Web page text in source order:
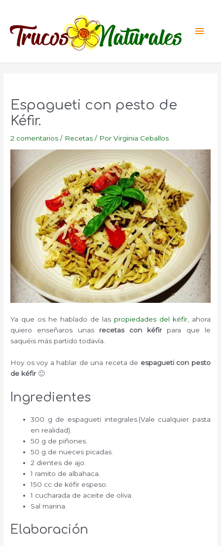
contenido
Espagueti con pesto de
Kéfir.
2 comentarios / Recetas / PorVirginia Ceballos
Ya que os he hablado de las propiedades del kéfir, ahora
quiero enseñaros unas recetas con kéfirpara que le
saquéis más partido todavía.
Hoy os voy a hablar de una receta de espagueti con pesto
de kéfir🙂
Ingredientes
300 g de espagueti integrales.(Vale cualquier pasta
en realidad).
50 g de piñones.
50 g de nueces picadas.
2 dientes de ajo.
1 ramito de albahaca.
150 cc de kéfir espeso.
1 cucharada de aceite de oliva.
Sal marina.
Elaboración